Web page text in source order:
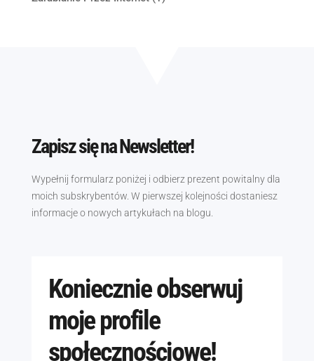
Zapisz się na Newsletter!
Wypełnij formularz poniżej i odbierz prezent powitalny dla
moich subskrybentów. W pierwszej kolejności dostaniesz
informacje o nowych artykułach na blogu.
Koniecznie obserwuj
moje profile
społecznościowe!